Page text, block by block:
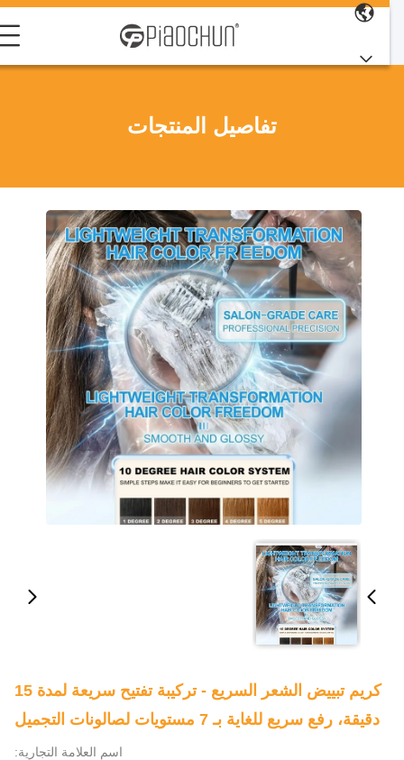
تفاصيل المنتجات
كريم تبييض الشعر السريع - تركيبة تفتيح سريعة لمدة 15
دقيقة، رفع سريع للغاية بـ 7 مستويات لصالونات التجميل
اسم العلامة التجارية: